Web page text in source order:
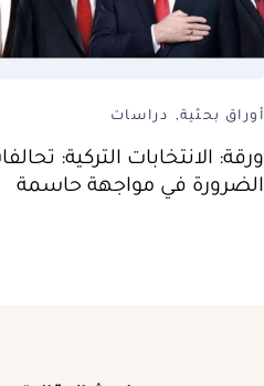
أوراق بحثية دراسات
ورقة: الانتخابات التركية:
الضرورة في مواجهة حاسمة